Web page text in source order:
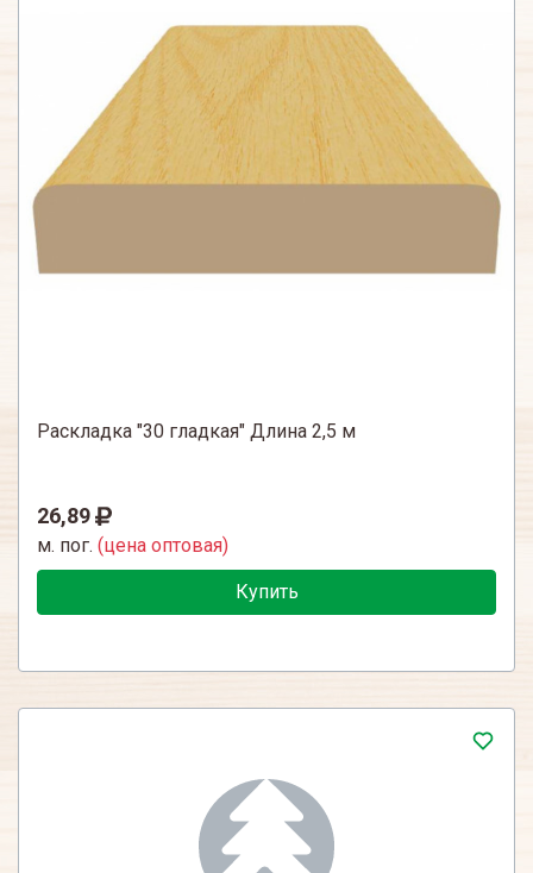
Раскладка "30 гладкая" Длина 2,5 м
26,89
м. пог. (цена оптовая)
Купить